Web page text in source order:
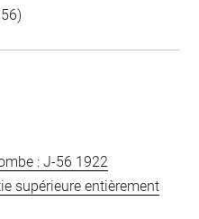
: J-56 1922
supérieure entièrement